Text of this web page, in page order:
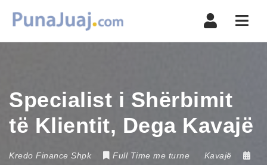
Specialist i Shërbimit
të Klientit, Dega Kavajë
Kredo Finance Shpk Full Time me turne
Kavajë